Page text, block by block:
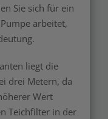
Sie sich für ein
arbeitet,
liegt die
drei Metern, da
Wert
Teichfilter in der